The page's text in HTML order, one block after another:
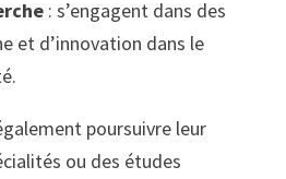
: s’engagent dans des
et d’innovation dans le
poursuivre leur
ou des études